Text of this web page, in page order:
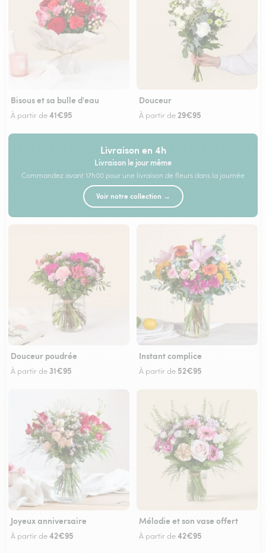
Bisous et sa bulle d'eau
À partir de41€95
Douceur
À partir de 29€95
Livraison en 4h
Livraison le jour même
Commandez avant 17h00 pour une livraison de fleurs dans la journée
Voir notre collection →
Douceur poudrée
À partir de 31€95
Instant complice
À partir de 52€95
Joyeux anniversaire
À partir de42€95
Mélodie et son vase offert
À partir de42€95